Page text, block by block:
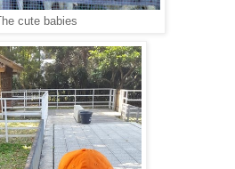
The cute babies